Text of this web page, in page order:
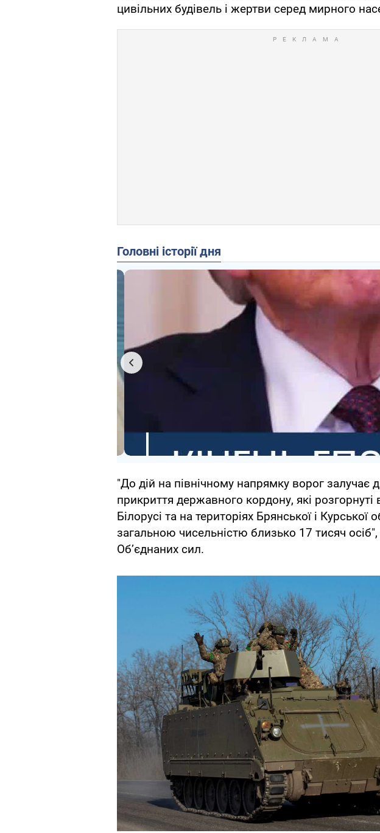
цивільних будівель і жертви серед мирного
Головні історії дня
"До дій на північному напрямку ворог залучає
прикриття державного кордону, які розгорнуті
Білорусі та на територіях Брянської і Курської
загальною чисельністю близько 17 тисяч
Об’єднаних сил.